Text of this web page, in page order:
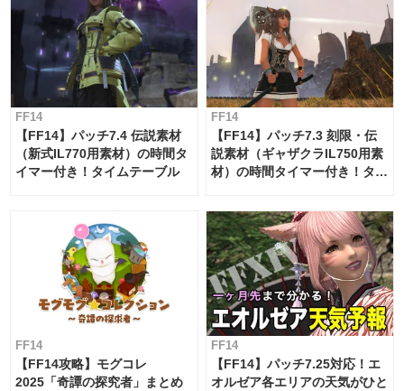
FF14
【FF14】パッチ7.4 伝説素材
（新式IL770用素材）の時間タ
イマー付き！タイムテーブル
FF14
【FF14】パッチ7.3 刻限・伝
説素材（ギャザクラIL750用素
材）の時間タイマー付き！タイ
FF14
【FF14攻略】モグコレ
2025「奇譚の探究者」まとめ
FF14
【FF14】パッチ7.25対応！エ
オルゼア各エリアの天気がひと